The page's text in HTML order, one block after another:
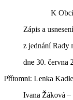
K
Zápis a
z jednání Rady
dne 30. června
Přítomni: Lenka
Ivana Žáková –